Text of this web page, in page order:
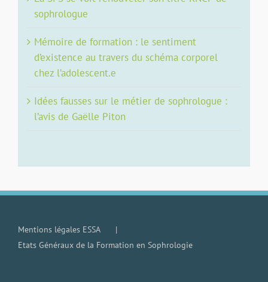
sophrologue
Mémoire de formation : le sentiment
d’existence au travers du schéma corporel
chez l’adolescent.e
Idées fausses sur le métier de sophrologue :
l’avis de Gaëlle Piton
Mentions légales ESSA
Etats Généraux de la Formation en Sophrologie